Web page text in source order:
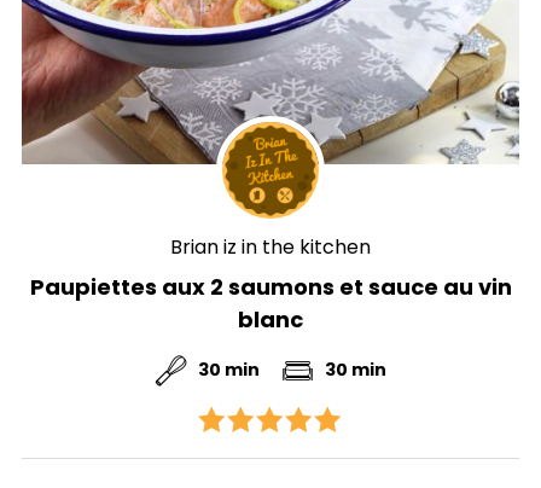
Brian iz in the kitchen
Paupiettes aux 2 saumons et sauce au vin
blanc
30 min 30 min